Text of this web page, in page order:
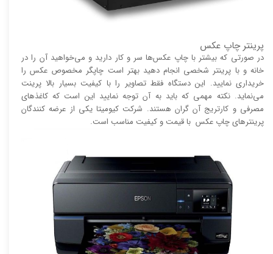
پرینتر چاپ عکس
در صورتی که بیشتر با چاپ عکس‌ها سر و کار دارید و می‌خواهید آن را در
خانه و با پرینتر شخصی انجام دهید بهتر است چاپگر مخصوص عکس را
خریداری نمایید. این دستگاه فقط تصاویر را با کیفیت بسیار بالا پرینت
می‌نماید. نکته مهمی که باید به آن توجه نمایید این است که کاغذ‌های
مصرفی و کارتریج آن گران هستند. شرکت کیومیتا یکی از عرضه کنندگان
پرینتر‌های چاپ عکس با قیمت و کیفیت مناسب است.